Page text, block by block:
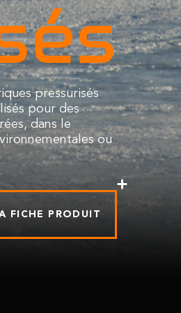
pressurisés
pour des
dans le
ou
FICHE PRODUIT